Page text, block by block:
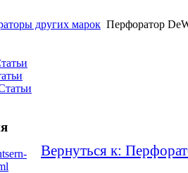
других марок Перфоратор
Вернуться к: